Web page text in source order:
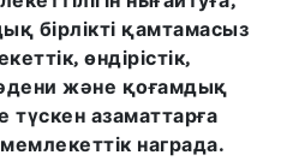
бірлікті қамтамасыз
өндірістік,
және қоғамдық
азаматтарға
награда.